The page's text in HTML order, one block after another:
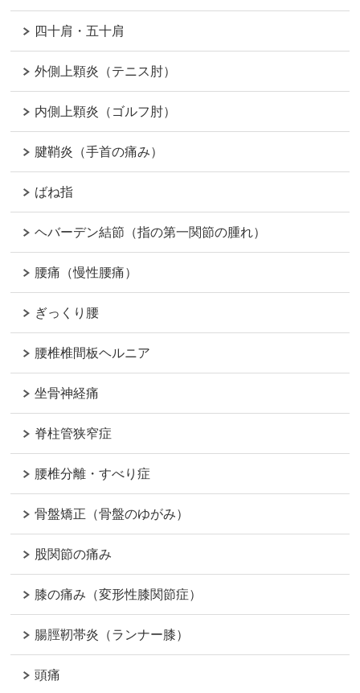
四十肩・五十肩
外側上顆炎（テニス肘）
内側上顆炎（ゴルフ肘）
腱鞘炎（手首の痛み）
ばね指
ヘバーデン結節（指の第一関節の腫れ）
腰痛（慢性腰痛）
ぎっくり腰
腰椎椎間板ヘルニア
坐骨神経痛
脊柱管狭窄症
腰椎分離・すべり症
骨盤矯正（骨盤のゆがみ）
股関節の痛み
膝の痛み（変形性膝関節症）
腸脛靭帯炎（ランナー膝）
頭痛